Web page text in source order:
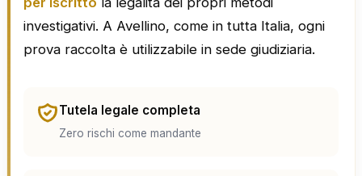
investigativi. A Avellino, come in tutta Italia, ogni
prova raccolta è utilizzabile in sede giudiziaria.
Tutela legale completa
Zero rischi come mandante